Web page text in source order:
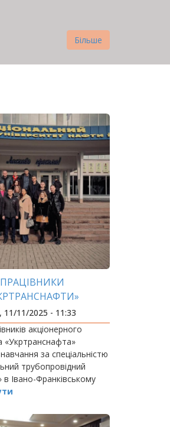
Більше
ПРАЦІВНИКИ
НАВЧАННЯ В
ІФНТУНГ
11/11/2025 - 11:33
акціонерного
«Укртранснафта»
за спеціальністю
трубопровідний
в Івано-Франківському
технічному